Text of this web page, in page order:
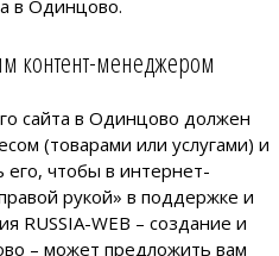
в Одинцово.
контент-менеджером
сайта в Одинцово должен
(товарами или услугами) и
чтобы в интернет-
рукой» в поддержке и
RUSSIA-WEB – создание и
– может предложить вам